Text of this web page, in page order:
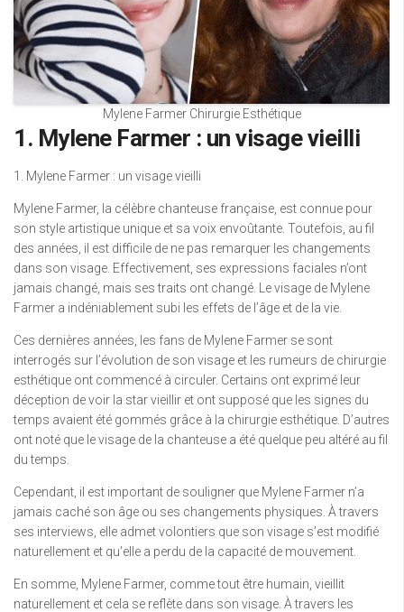
Mylene Farmer Chirurgie Esthétique
1. Mylene Farmer : un visage vieilli
1. Mylene Farmer : un visage vieilli
Mylene Farmer, la célèbre chanteuse française, est connue pour
son style artistique unique et sa voix envoûtante. Toutefois, au fil
des années, il est difficile de ne pas remarquer les changements
dans son visage. Effectivement, ses expressions faciales n’ont
jamais changé, mais ses traits ont changé. Le visage de Mylene
Farmer a indéniablement subi les effets de l’âge et de la vie.
Ces dernières années, les fans de Mylene Farmer se sont
interrogés sur l’évolution de son visage et les rumeurs de chirurgie
esthétique ont commencé à circuler. Certains ont exprimé leur
déception de voir la star vieillir et ont supposé que les signes du
temps avaient été gommés grâce à la chirurgie esthétique. D’autres
ont noté que le visage de la chanteuse a été quelque peu altéré au fil
du temps.
Cependant, il est important de souligner que Mylene Farmer n’a
jamais caché son âge ou ses changements physiques. À travers
ses interviews, elle admet volontiers que son visage s’est modifié
naturellement et qu’elle a perdu de la capacité de mouvement.
En somme, Mylene Farmer, comme tout être humain, vieillit
naturellement et cela se reflète dans son visage. À travers les